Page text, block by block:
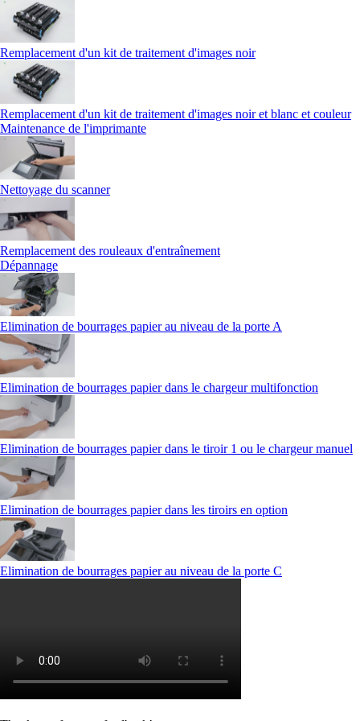
Remplacement d'un kit de traitement d'images noir
Remplacement d'un kit de traitement d'images noir et blanc et couleur
Maintenance de l'imprimante
Nettoyage du scanner
Remplacement des rouleaux d'entraînement
Dépannage
Elimination de bourrages papier au niveau de la porte A
Elimination de bourrages papier dans le chargeur multifonction
Elimination de bourrages papier dans le tiroir 1 ou le chargeur manuel
Elimination de bourrages papier dans les tiroirs en option
Elimination de bourrages papier au niveau de la porte C